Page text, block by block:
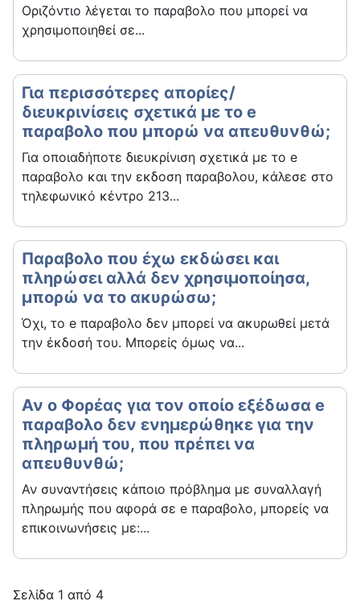
Οριζόντιο λέγεται το παραβολο που μπορεί να
χρησιμοποιηθεί σε...
Για περισσότερες απορίες/
διευκρινίσεις σχετικά με το e
παραβολο που μπορώ να απευθυνθώ;
Για οποιαδήποτε διευκρίνιση σχετικά με το e
παραβολο και την εκδοση παραβολου, κάλεσε στο
τηλεφωνικό κέντρο 213...
Παραβολο που έχω εκδώσει και
πληρώσει αλλά δεν χρησιμοποίησα,
μπορώ να το ακυρώσω;
Όχι, το e παραβολο δεν μπορεί να ακυρωθεί μετά
την έκδοσή του. Μπορείς όμως να...
Αν ο Φορέας για τον οποίο εξέδωσα e
παραβολο δεν ενημερώθηκε για την
πληρωμή του, που πρέπει να
απευθυνθώ;
Αν συναντήσεις κάποιο πρόβλημα με συναλλαγή
πληρωμής που αφορά σε e παραβολο, μπορείς να
επικοινωνήσεις με:...
Σελίδα 1 από 4